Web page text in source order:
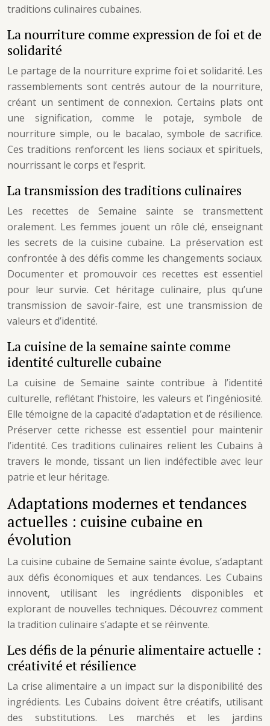
traditions culinaires cubaines.
La nourriture comme expression de foi et de
solidarité
Le partage de la nourriture exprime foi et solidarité. Les
rassemblements sont centrés autour de la nourriture,
créant un sentiment de connexion. Certains plats ont
une signification, comme le potaje, symbole de
nourriture simple, ou le bacalao, symbole de sacrifice.
Ces traditions renforcent les liens sociaux et spirituels,
nourrissant le corps et l’esprit.
La transmission des traditions culinaires
Les recettes de Semaine sainte se transmettent
oralement. Les femmes jouent un rôle clé, enseignant
les secrets de la cuisine cubaine. La préservation est
confrontée à des défis comme les changements sociaux.
Documenter et promouvoir ces recettes est essentiel
pour leur survie. Cet héritage culinaire, plus qu’une
transmission de savoir-faire, est une transmission de
valeurs et d’identité.
La cuisine de la semaine sainte comme
identité culturelle cubaine
La cuisine de Semaine sainte contribue à l’identité
culturelle, reflétant l’histoire, les valeurs et l’ingéniosité.
Elle témoigne de la capacité d’adaptation et de résilience.
Préserver cette richesse est essentiel pour maintenir
l’identité. Ces traditions culinaires relient les Cubains à
travers le monde, tissant un lien indéfectible avec leur
patrie et leur héritage.
Adaptations modernes et tendances
actuelles : cuisine cubaine en
évolution
La cuisine cubaine de Semaine sainte évolue, s’adaptant
aux défis économiques et aux tendances. Les Cubains
innovent, utilisant les ingrédients disponibles et
explorant de nouvelles techniques. Découvrez comment
la tradition culinaire s’adapte et se réinvente.
Les défis de la pénurie alimentaire actuelle :
créativité et résilience
La crise alimentaire a un impact sur la disponibilité des
ingrédients. Les Cubains doivent être créatifs, utilisant
des substitutions. Les marchés et les jardins